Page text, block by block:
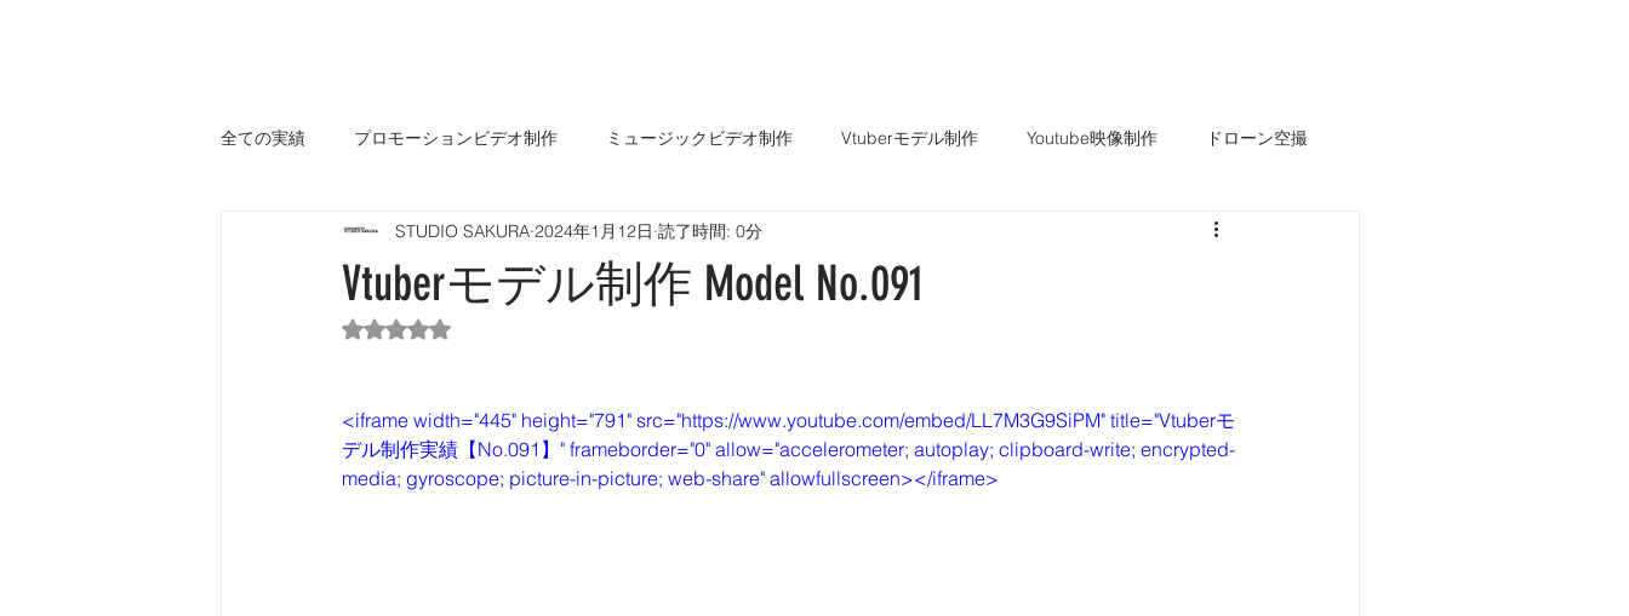
全ての実績 プロモーションビデオ制作 ミュージックビデオ制作 Vtuberモデル制作 Youtube映像制作 ドローン空撮
Vtuberモデル制作 Model No.091
STUDIO SAKURA 2024年1月12日 読了時間: 0分
5つ星のうちNaNと評価されています。
<iframe width="445" height="791" src="https://www.youtube.com/embed/LL7M3G9SiPM" title="Vtuberモ
デル制作実績【No.091】" frameborder="0" allow="accelerometer; autoplay; clipboard-write; encrypted-
media; gyroscope; picture-in-picture; web-share" allowfullscreen></iframe>